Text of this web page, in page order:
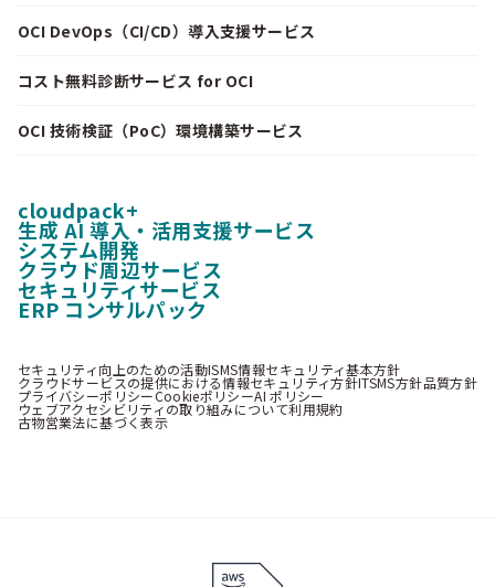
OCI DevOps（CI/CD）導入支援サービス
コスト無料診断サービス for OCI
OCI 技術検証（PoC）環境構築サービス
cloudpack+
生成 AI 導入・活用支援サービス
システム開発
クラウド周辺サービス
セキュリティサービス
ERP コンサルパック
セキュリティ向上のための活動ISMS情報セキュリティ基本方針
クラウドサービスの提供における情報セキュリティ方針ITSMS方針品質方針
プライバシーポリシーCookieポリシーAI ポリシー
ウェブアクセシビリティの取り組みについて利用規約
古物営業法に基づく表示